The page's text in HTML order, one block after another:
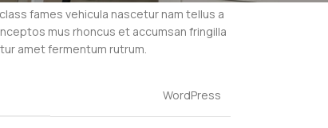
fames vehicula nascetur nam tellus a
mus rhoncus et accumsan fringilla
amet fermentum rutrum.
WordPress